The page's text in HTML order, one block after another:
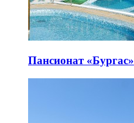
Пансионат «Бургас»